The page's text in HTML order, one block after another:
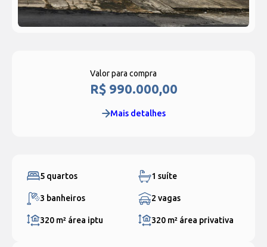
Valor para compra
R$ 990.000,00
Mais detalhes
5 quartos 1 suíte
3 banheiros 2 vagas
320 m² área iptu 320 m² área privativa